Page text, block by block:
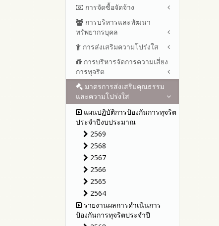
ข้อมูลผู้บริหาร
ข้อมูลการติดต่อและ ช่อง
ทางการสอบถาม
ระเบียบ / กฎหมายที่เกี่ยวข้อง
นโยบายคุ้มครองข้อมูลส่วน
บุคคล
ข่าวประชาสัมพันธ์
ข่าวสารพัฒนาสำนักงาน
เกี่ยวข้องกับแนวทางส่งเสริมความ
โปร่งใส
แผนยุทธศาสตร์หรือแผนพัฒนา
สำนักงานเขตพื้นที่การศึกษา
แผนและความก้าวหน้าในการ
ประจำปีงบประมาณ
ปีงบประมาณ 2569
ปีงบประมาณ 2568
ปีงบประมาณ 2567
ปีงบประมาณ 2566
ปีงบประมาณ 2565
รายงานผลการดำเนินงาน
ประจำปี
รายงานผลปี 2568
รายงานผลปี 2567
รายงานผลปี 2566
รายงานผลปี 2565
รายงานผลปี 2564
คู่มือหรือแนวทางการปฏิบัติงาน
ของเจ้าหน้าที่
คู่มือหรือแนวทางการขอรับ
การจัดซื้อจัดจ้าง
สรุปผลการจัดซื้อจัดจ้างหรือการ
จัดหาพัสดุรายเดือน ประจำ
ปีงบประมาณ พ.ศ.2569 (แบบ
สขร.1)
รายงานสรุปผลการจัดซื้อจัดจ้าง
หรือการจัดหาพัสดุของสำนักงาน
เขตพื้นที่การศึกษา ประจำ
ปีงบประมาณ พ.ศ. 2568
การบริหารและพัฒนา
ทรัพยากรบุคล
หลักเกณฑ์และแผนการบริหาร
และพัฒนาทรัพยากรบุคลล ประจำ
ปีงบประมาณ พ.ศ.2569
รายงานผลการบริหารและ
พัฒนาทรัพยากรบุคคลประจำ
ปีงบประมาณ
ประมวลจริยธรรมและการขับ
เคลื่อนจริยธรรม
การส่งเสริมความโปร่งใส
แนวปฏิบัติการจัดการเรื่องร้อง
เรียนการทุจริตและประพฤติมิชอบ
ช่องทางแจ้งเรื่องร้องเรียนการ
ทุจริตและประพฤติมิชอบ
ข้อมูลสถิติเรื่องร้องเรียนการ
ทุจริตและประพฤติมิชอบ ประจำ
ปีงบประมาณ
การเปิดโอกาสให้มีส่วนร่วมใน
การดำเนินงานปีงบประมาณ
การบริหารจัดการความเสี่ยง
การทุจริต
การขับเคลื่อนนโยบาย No Gift
Policy จากการปฏิบัติหน้าที่และ
การเสริมสร้างรู้เกี่ยวกับหลักเกณฑ์
การรับทรัพย์สินหรือประโยชน์อื่น
ใดโดยธรรมจรรยาของเจ้า
พนักงานของรัฐ
การประเมินความเสี่ยงการทุจริต
ในสำนักงานเขตพื้นที่การศึกษา
ประจำปีงบประมาณ
รายงานผลการดำเนินการตาม
แผนบริหารจัดการความเสี่ยงการ
ทุจริตของสำนักงานเขตพื้นที่การ
ศึกษา ประจำงบประมาณ
มาตรการส่งเสริมคุณธรรม
และความโปร่งใส
แผนปฏิบัติการป้องกันการทุจริต
ประจำปีงบประมาณ
2569
2568
2567
2566
2565
2564
รายงานผลการดำเนินการ
ป้องกันการทุจริตประจำปี